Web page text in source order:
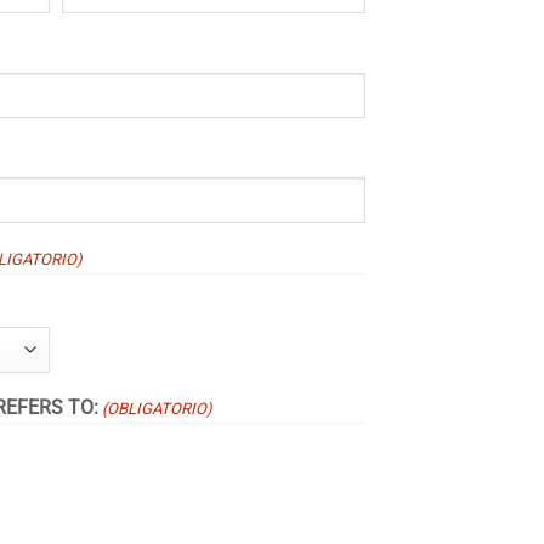
TO: (OBLIGATORIO)